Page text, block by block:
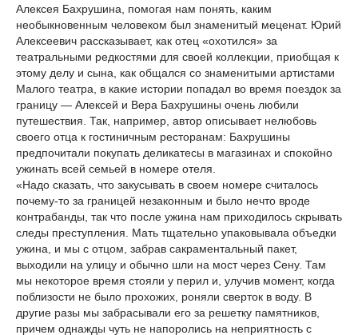
Алексея Бахрушина, помогая нам понять, каким
необыкновенным человеком был знаменитый меценат. Юрий
Алексеевич рассказывает, как отец «охотился» за
театральными редкостями для своей коллекции, приобщая к
этому делу и сына, как общался со знаменитыми артистами
Малого театра, в какие истории попадал во время поездок за
границу — Алексей и Вера Бахрушины очень любили
путешествия. Так, например, автор описывает нелюбовь
своего отца к гостиничным ресторанам: Бахрушины
предпочитали покупать деликатесы в магазинах и спокойно
ужинать всей семьей в номере отеля.
«Надо сказать, что закусывать в своем номере считалось
почему-то за границей незаконным и было нечто вроде
контрабанды, так что после ужина нам приходилось скрывать
следы преступления. Мать тщательно упаковывала объедки
ужина, и мы с отцом, забрав сакраментальный пакет,
выходили на улицу и обычно шли на мост через Сену. Там
мы некоторое время стояли у перил и, улучив момент, когда
поблизости не было прохожих, роняли сверток в воду. В
другие разы мы забрасывали его за решетку памятников,
причем однажды чуть не напоролись на неприятность с